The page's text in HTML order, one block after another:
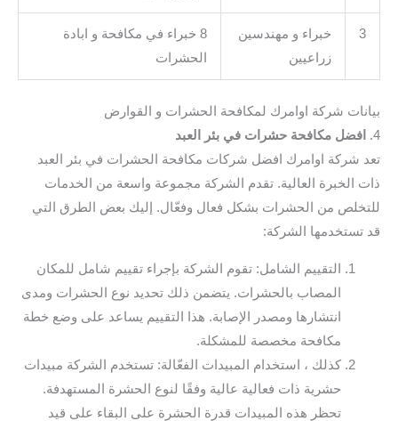
3
خبراء و مهندسين
زراعيين
8 خبراء في مكافحة و ابادة
الحشرات
بيانات شركة اوامرك لمكافحة الحشرات و القوارض
4.
افضل مكافحة حشرات في بئر العبد
تعد شركة اوامرك افضل شركات مكافحة الحشرات في بئر العبد
ذات الخبرة العالية. تقدم الشركة مجموعة واسعة من الخدمات
للتخلص من الحشرات بشكل فعال وفعّال. إليك بعض الطرق التي
قد تستخدمها الشركة:
التقييم الشامل: تقوم الشركة بإجراء تقييم شامل للمكان
المصاب بالحشرات. يتضمن ذلك تحديد نوع الحشرات ومدى
انتشارها ومصدر الإصابة. هذا التقييم يساعد على وضع خطة
مكافحة مخصصة للمشكلة.
كذلك ، استخدام المبيدات الفعّالة: تستخدم الشركة مبيدات
حشرية ذات فعالية عالية وفقًا لنوع الحشرة المستهدفة.
تحظر هذه المبيدات قدرة الحشرة على البقاء على قيد